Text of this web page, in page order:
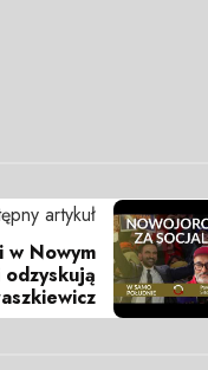
artykuł
w Nowym